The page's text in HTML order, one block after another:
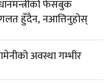
फेसबुक
गलत हुँदैन, नआत्तिनुहोस्
अवस्था गम्भीर